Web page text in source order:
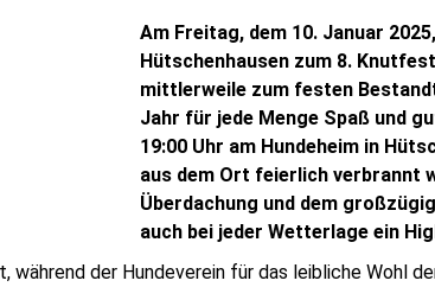
Am Freitag, dem 10. Januar
Hütschenhausen zum 8.
mittlerweile zum festen
Jahr für jede Menge Spaß und
19:00 Uhr am Hundeheim in
aus dem Ort feierlich verbrannt
Überdachung und dem
auch bei jeder Wetterlage ein
während der Hundeverein für das leibliche Wohl